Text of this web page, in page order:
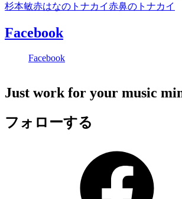
杉本敏赤はなのトナカイ赤鼻のトナカイ
Facebook
Facebook
Just work for your music
フォローする